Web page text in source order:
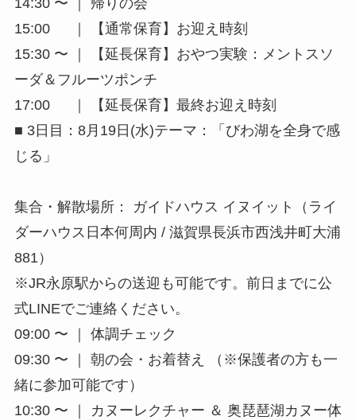
15:00 ｜ 【通常保育】お迎え時刻
15:30 〜 ｜ 【延長保育】おやつ実験：メントスソ
ーダ＆フルーツポンチ
17:00 ｜ 【延長保育】最終お迎え時刻
■ 3日目：8月19日(水)テーマ：「びわ湖を全身で感
じる」
集合・解散場所： ガイドハウス イヌイット（ライ
ダーハウス日本何周内 / 滋賀県長浜市西浅井町大浦
881）
※JR永原駅からの送迎も可能です。前日までに公
式LINEでご連絡ください。
09:00 〜 ｜ 体調チェック
09:30 〜 ｜ 朝の会・お着替え （※保護者の方も一
緒に参加可能です）
10:30 〜 ｜ カヌーレクチャー ＆ 奥琵琶湖カヌー体